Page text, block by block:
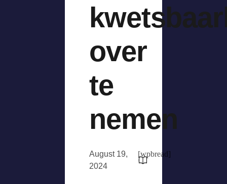
over
te
nemen
August 19,
2024
[wpbread]